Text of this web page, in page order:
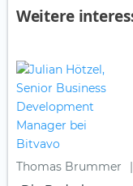
Weitere
Thomas Brummer |